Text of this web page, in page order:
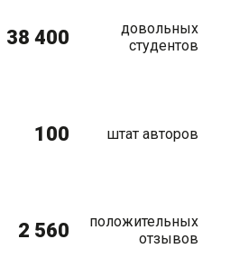
38 400
довольных
студентов
100 штат авторов
2 560
положительных
отзывов